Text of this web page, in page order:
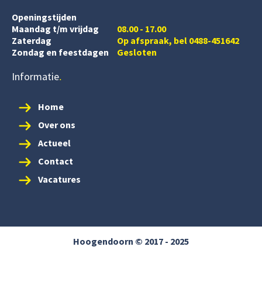
Openingstijden
Maandag t/m vrijdag
08.00 - 17.00
Zaterdag
Op afspraak, bel 0488-451642
Zondag en feestdagen
Gesloten
Informatie
Home
Over ons
Actueel
Contact
Vacatures
Hoogendoorn © 2017 - 2025